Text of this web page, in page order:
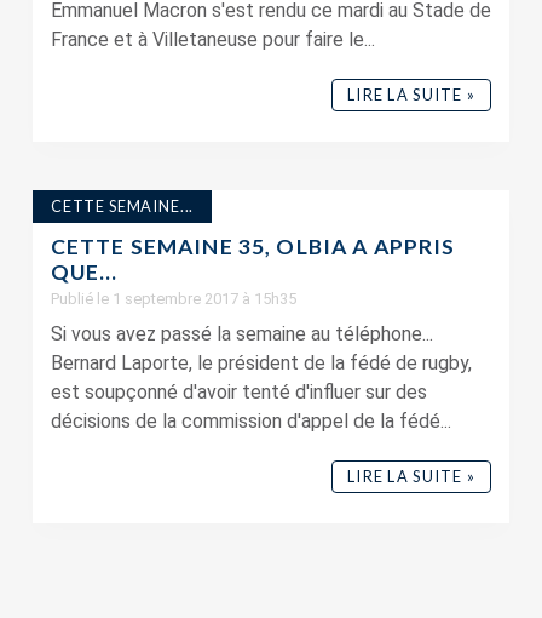
Emmanuel Macron s'est rendu ce mardi au Stade de
France et à Villetaneuse pour faire le...
LIRE LA SUITE »
CETTE SEMAINE...
CETTE SEMAINE 35, OLBIA A APPRIS
QUE…
Publié le 1 septembre 2017 à 15h35
Si vous avez passé la semaine au téléphone...
Bernard Laporte, le président de la fédé de rugby,
est soupçonné d'avoir tenté d'influer sur des
décisions de la commission d'appel de la fédé...
LIRE LA SUITE »